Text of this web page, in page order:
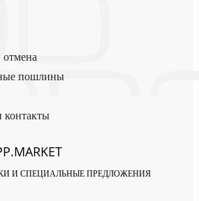
отмена
пошлины
И СПЕЦИАЛЬНЫЕ ПРЕДЛОЖЕНИЯ